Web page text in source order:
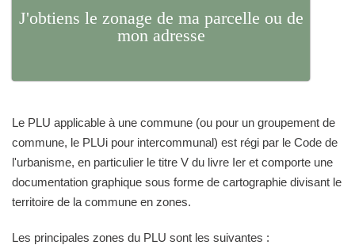
J'obtiens le zonage de ma parcelle ou de
mon adresse
Le PLU applicable à une commune (ou pour un groupement de
commune, le PLUi pour intercommunal) est régi par le Code de
l'urbanisme, en particulier le titre V du livre Ier et comporte une
documentation graphique sous forme de cartographie divisant le
territoire de la commune en zones.
Les principales zones du PLU sont les suivantes :